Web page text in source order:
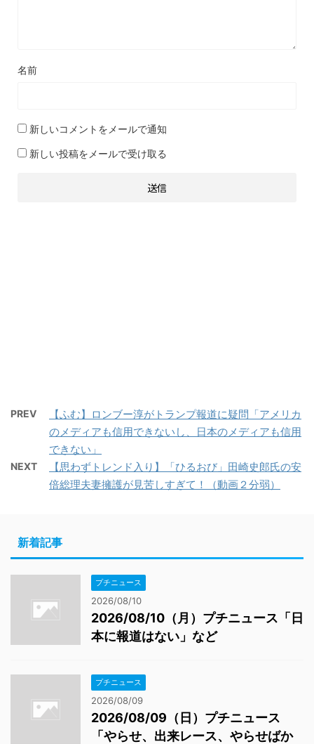
名前
新しいコメントをメールで通知
新しい投稿をメールで受け取る
PREV
【ふむ】ロンブー淳がトランプ報道に疑問「アメリカ
のメディアも信用できないし、日本のメディアも信用
できない」
NEXT
【思わずトレンド入り】「ひるおび」田崎史郎氏の安
倍総理夫妻擁護が見苦しすぎて！（動画２分弱）
新着記事
プチニュース
2026/08/10
2026/08/10（月）プチニュース「日
本に報道はない」など
プチニュース
2026/08/09
2026/08/09（日）プチニュース
「やらせ、出来レース、やらせばか